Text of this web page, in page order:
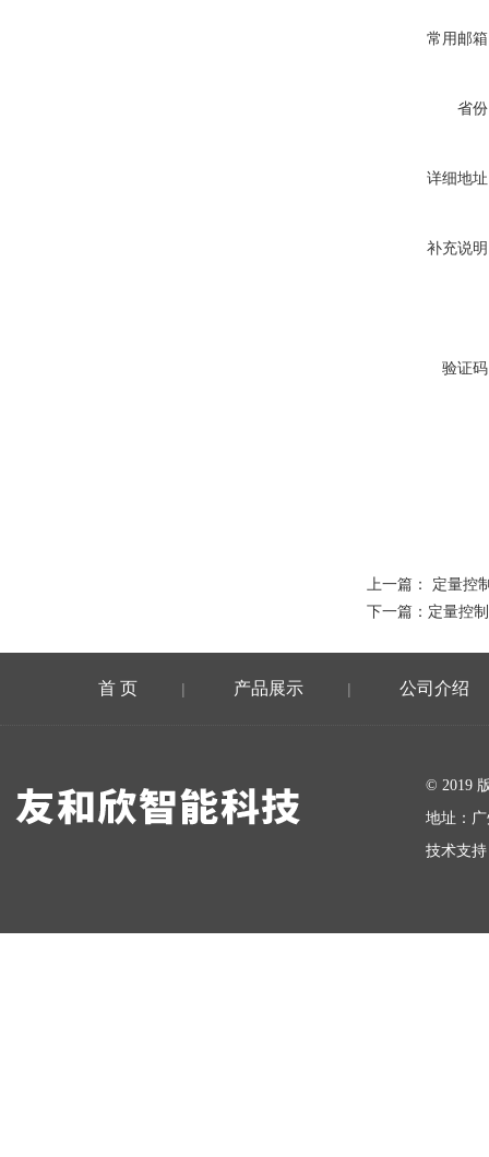
常用邮
省
详细地
补充说
验证
上一篇： 定量控
下一篇： 定量控
首 页 | 产品展示 | 公司介绍
© 2019
地址：
技术支